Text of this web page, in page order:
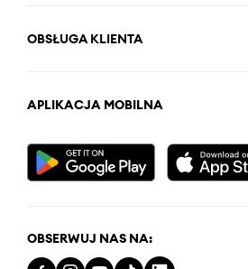
OBSŁUGA KLIENTA
APLIKACJA MOBILNA
OBSERWUJ NAS NA: